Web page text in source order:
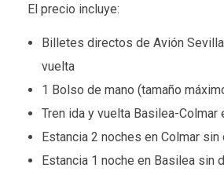
El precio incluye:
Billetes directos de Avión
vuelta
1 Bolso de mano (tamaño
Tren ida y vuelta Basilea-Colmar
Estancia 2 noches en Colmar sin
Estancia 1 noche en Basilea sin